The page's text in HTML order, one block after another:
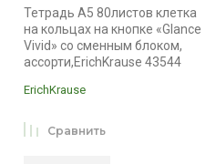
Тетрадь А5 80листов клетка
на кольцах на кнопке «Glance
Vivid» со сменным блоком,
ассорти,ErichKrause 43544
ErichKrause
Сравнить